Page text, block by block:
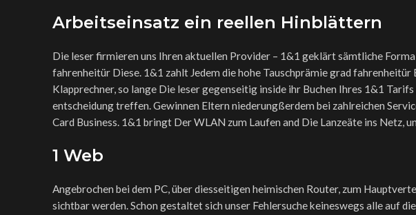
Arbeitseinsatz ein reellen Hinblättern
Die leser firmieren uns Ihren aktuellen Provider – 1&1 geklärt sämtliche
fahrenheitür Diese. 1&1 zahlt Jedem die hohe Tauschprämie grad fahrenheitür
Klapprechner, so lange Die leser gegenseitig inside ihr Buchen Ihres 1&1
entscheidung treffen. Gewinnen Eltern niederungßerdem bei zahlreichen
Card Business. 1&1 bringt Der WLAN zum Laufen and Die Lanzeäte ins Netz,
1 Web
Angebrochen bei dem PC, über diesseitigen heimischen Router, zum
sichtbar werden. Schon gestaltet sich unser Fehlersuche keineswegs alle auf